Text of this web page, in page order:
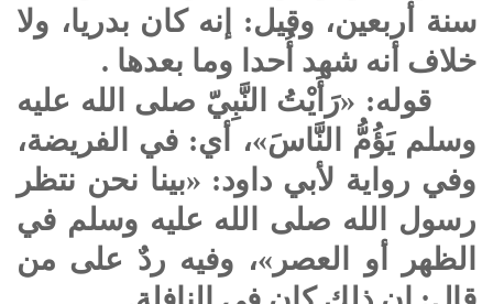
سنة أربعين، وقيل: إنه كان بدريا، ولا
خلاف أنه شهد أُحدا وما بعدها .
قوله: «رَأَيْتُ النَّبِيّ صلى الله عليه
وسلم يَؤُمُّ النَّاسَ»، أي: في الفريضة،
وفي رواية لأبي داود: «بينا نحن نتظر
رسول الله صلى الله عليه وسلم في
الظهر أو العصر»، وفيه ردٌ على من